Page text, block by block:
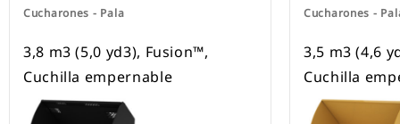
Cucharones - Pala
3,8 m3 (5,0 yd3), Fusion™,
Cuchilla empernable
Cucharones -
3,5 m3 (4,6
Cuchilla